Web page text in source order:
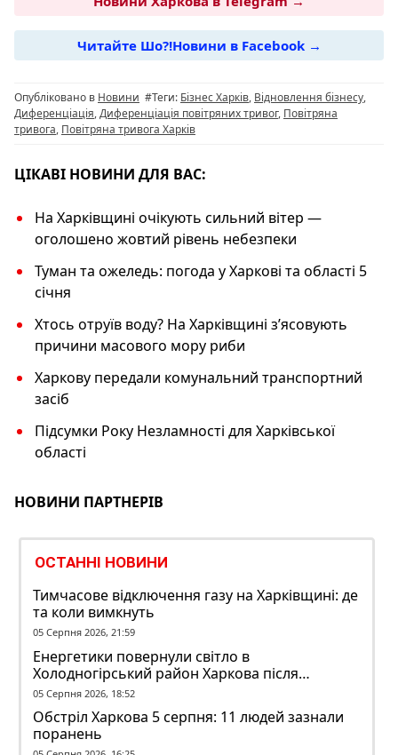
e
b
o
o
k
g
ra
m
s
A
p
p
y
Li
n
k
Читайте Шо?!Новини в Facebook →
Опубліковано в Новини #Теги: Бізнес Харків, Відновлення бізнесу,
Диференціація,Диференціація повітряних тривог, Повітряна
тривога, Повітряна тривога Харків
ЦІКАВІ НОВИНИ ДЛЯ ВАС:
На Харківщині очікують сильний вітер —
оголошено жовтий рівень небезпеки
Туман та ожеледь: погода у Харкові та області 5
січня
Хтось отруїв воду? На Харківщині з’ясовують
причини масового мору риби
Харкову передали комунальний транспортний
засіб
Підсумки Року Незламності для Харківської
області
НОВИНИ ПАРТНЕРІВ
ОСТАННІ НОВИНИ
Тимчасове відключення газу на Харківщині: де
та коли вимкнуть
05 Серпня 2026, 21:59
Енергетики повернули світло в
Холодногірський район Харкова після
ворожого обстрілу
05 Серпня 2026, 18:52
Обстріл Харкова 5 серпня: 11 людей зазнали
поранень